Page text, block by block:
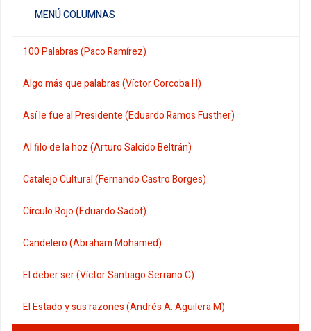
MENÚ COLUMNAS
100 Palabras (Paco Ramírez)
Algo más que palabras (Víctor Corcoba H)
Así le fue al Presidente (Eduardo Ramos Fusther)
Al filo de la hoz (Arturo Salcido Beltrán)
Catalejo Cultural (Fernando Castro Borges)
Círculo Rojo (Eduardo Sadot)
Candelero (Abraham Mohamed)
El deber ser (Víctor Santiago Serrano C)
El Estado y sus razones (Andrés A. Aguilera M)